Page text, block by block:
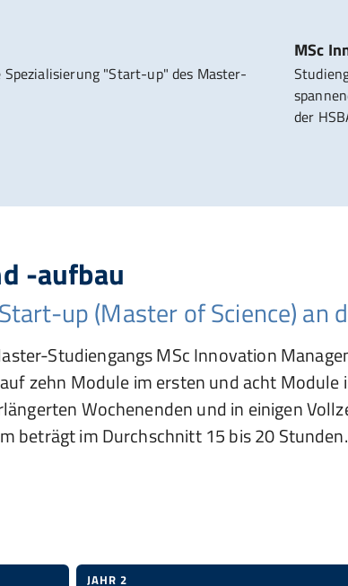
"Start-up" des Master-
MSc
der
-aufbau
up (Master of Science) an
Studiengangs MSc Innovation
zehn Module im ersten und acht
Wochenenden und in einigen
beträgt im Durchschnitt 15 bis 20 Stunden.
JAHR 2